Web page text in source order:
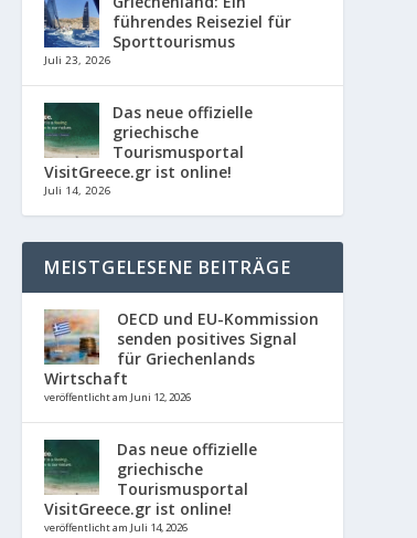
führendes Reiseziel für
Sporttourismus
Juli 23, 2026
Das neue offizielle
griechische
Tourismusportal
VisitGreece.gr ist online!
Juli 14, 2026
MEISTGELESENE BEITRÄGE
OECD und EU-Kommission
senden positives Signal
für Griechenlands
Wirtschaft
veröffentlicht am Juni 12, 2026
Das neue offizielle
griechische
Tourismusportal
VisitGreece.gr ist online!
veröffentlicht am Juli 14, 2026